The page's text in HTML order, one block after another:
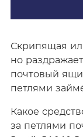
Скрипящая
но
почтовый
петлями
Какое
за петлями